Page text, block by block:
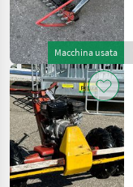
Macchina usata